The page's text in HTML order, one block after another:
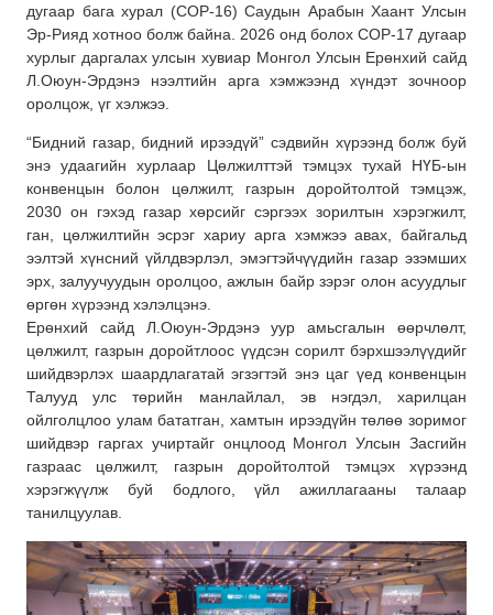
дугаар бага хурал (COP-16) Саудын Арабын Хаант Улсын
Эр-Рияд хотноо болж байна. 2026 онд болох COP-17 дугаар
хурлыг даргалах улсын хувиар Монгол Улсын Ерөнхий сайд
Л.Оюун-Эрдэнэ нээлтийн арга хэмжээнд хүндэт зочноор
оролцож, үг хэлжээ.
“Бидний газар, бидний ирээдүй” сэдвийн хүрээнд болж буй
энэ удаагийн хурлаар Цөлжилттэй тэмцэх тухай НҮБ-ын
конвенцын болон цөлжилт, газрын доройтолтой тэмцэж,
2030 он гэхэд газар хөрсийг сэргээх зорилтын хэрэгжилт,
ган, цөлжилтийн эсрэг хариу арга хэмжээ авах, байгальд
ээлтэй хүнсний үйлдвэрлэл, эмэгтэйчүүдийн газар эзэмших
эрх, залуучуудын оролцоо, ажлын байр зэрэг олон асуудлыг
өргөн хүрээнд хэлэлцэнэ.
Ерөнхий сайд Л.Оюун-Эрдэнэ уур амьсгалын өөрчлөлт,
цөлжилт, газрын доройтлоос үүдсэн сорилт бэрхшээлүүдийг
шийдвэрлэх шаардлагатай эгзэгтэй энэ цаг үед конвенцын
Талууд улс төрийн манлайлал, эв нэгдэл, харилцан
ойлголцлоо улам бататган, хамтын ирээдүйн төлөө зоримог
шийдвэр гаргах учиртайг онцлоод Монгол Улсын Засгийн
газраас цөлжилт, газрын доройтолтой тэмцэх хүрээнд
хэрэгжүүлж буй бодлого, үйл ажиллагааны талаар
танилцуулав.